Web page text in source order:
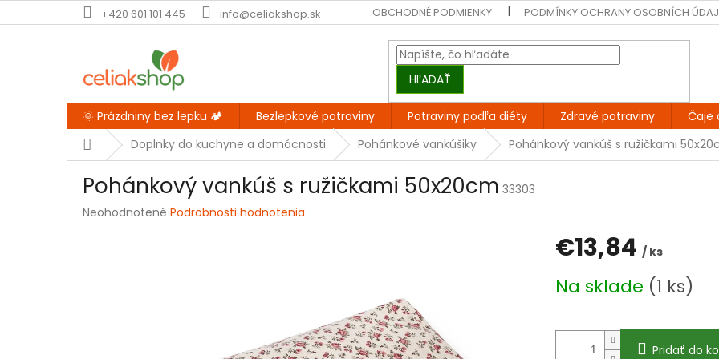
na
+420 601 101 445 info@celiakshop.sk OBCHODNÉ PODMIENKY PODMÍNKY OCHRANY OSOBNÍCH
HĽADAŤ
🌞 Prázdniny bez lepku 🏕️ Bezlepkové potraviny Potraviny podľa diéty Zdravé potraviny Čaje
DomovDoplnky do kuchyne a domácnosti Pohánkové vankúšiky Pohánkový vankúš s ružičkami
Pohánkový vankúš s ružičkami 50x20cm 33303
Priemerné
Neohodnotené Podrobnosti hodnotenia
€13,84 / ks
cena:
Na sklade (1 ks)
Pridať do